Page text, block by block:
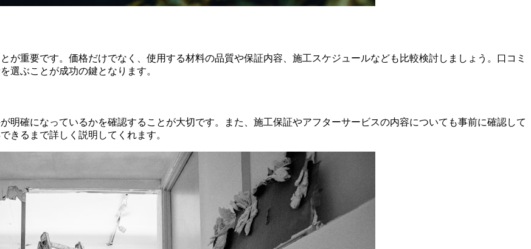
が重要です。価格だけでなく、使用する材料の品質や保証内容、施工スケジュールなども比較検討しましょう。口コミ
選ぶことが成功の鍵となります。
明確になっているかを確認することが大切です。また、施工保証やアフターサービスの内容についても事前に確認して
きるまで詳しく説明してくれます。